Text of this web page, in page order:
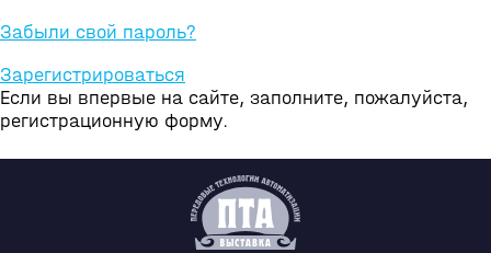
Забыли свой пароль?
Зарегистрироваться
Если вы впервые на сайте, заполните, пожалуйста,
регистрационную форму.